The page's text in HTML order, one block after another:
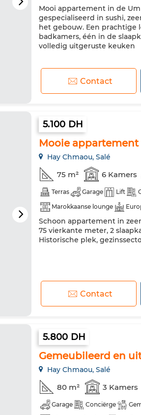
Mooi appartement in de
gespecialiseerd in sushi,
het gebouw. Een prachtige
badkamers, één in de
volledig uitgeruste keuken
Contact
5.100 DH
Mooie
Hay Chmaou, Salé
75 m² 6 Kamers
Terras Garage Lift
Marokkaanse lounge
Schoon appartement in
75 vierkante meter, 2
Historische plek,
Contact
5.800 DH
Hay Chmaou, Salé
80 m² 3 Kamers
Garage Conciërge